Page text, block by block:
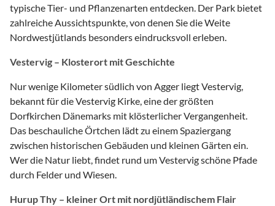
typische Tier- und Pflanzenarten entdecken. Der Park bietet
zahlreiche Aussichtspunkte, von denen Sie die Weite
Nordwestjütlands besonders eindrucksvoll erleben.
Vestervig – Klosterort mit Geschichte
Nur wenige Kilometer südlich von Agger liegt Vestervig,
bekannt für die Vestervig Kirke, eine der größten
Dorfkirchen Dänemarks mit klösterlicher Vergangenheit.
Das beschauliche Örtchen lädt zu einem Spaziergang
zwischen historischen Gebäuden und kleinen Gärten ein.
Wer die Natur liebt, findet rund um Vestervig schöne Pfade
durch Felder und Wiesen.
Hurup Thy – kleiner Ort mit nordjütländischem Flair